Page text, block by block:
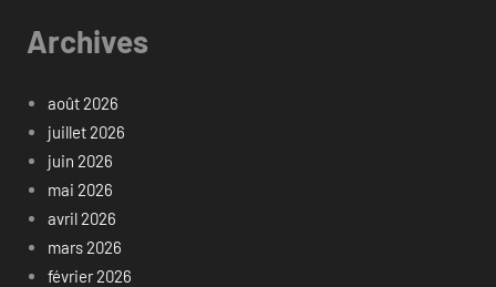
Archives
août 2026
juillet 2026
juin 2026
mai 2026
avril 2026
mars 2026
février 2026